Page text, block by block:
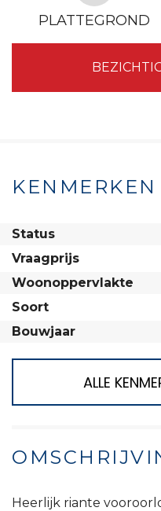
PLATTEGROND
Status
Vraagprijs
Woonoppervlakte
Soort
Bouwjaar
ALLE
Heerlijk riante